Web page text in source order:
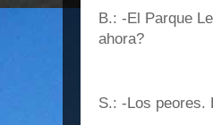
B.: -El Parque
ahora?
S.: -Los peores.